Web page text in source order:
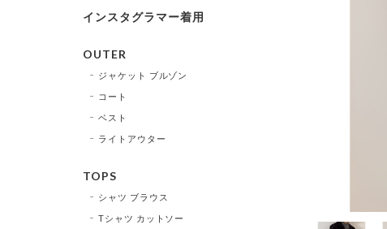
インスタグラマー着用
OUTER
ジャケット ブルゾン
コート
ベスト
ライトアウター
TOPS
シャツ ブラウス
Tシャツ カットソー